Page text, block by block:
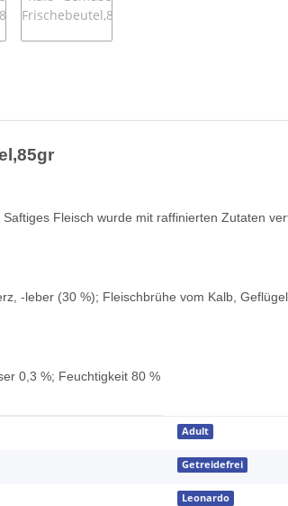
Fleisch wurde mit raffinierten Zutaten
-leber (30 %); Fleischbrühe vom Kalb,
0,3 %; Feuchtigkeit 80 %
Adult
Getreidefrei
Leonardo